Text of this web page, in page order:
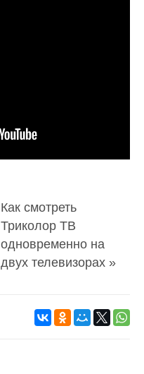
Как смотреть
Триколор ТВ
одновременно на
двух телевизорах »